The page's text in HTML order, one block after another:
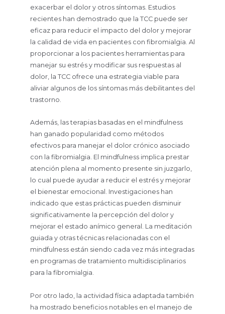
exacerbar el dolor y otros síntomas. Estudios
recientes han demostrado que la TCC puede ser
eficaz para reducir el impacto del dolor y mejorar
la calidad de vida en pacientes con fibromialgia. Al
proporcionar a los pacientes herramientas para
manejar su estrés y modificar sus respuestas al
dolor, la TCC ofrece una estrategia viable para
aliviar algunos de los síntomas más debilitantes del
trastorno.
Además, las terapias basadas en el mindfulness
han ganado popularidad como métodos
efectivos para manejar el dolor crónico asociado
con la fibromialgia. El mindfulness implica prestar
atención plena al momento presente sin juzgarlo,
lo cual puede ayudar a reducir el estrés y mejorar
el bienestar emocional. Investigaciones han
indicado que estas prácticas pueden disminuir
significativamente la percepción del dolor y
mejorar el estado anímico general. La meditación
guiada y otras técnicas relacionadas con el
mindfulness están siendo cada vez más integradas
en programas de tratamiento multidisciplinarios
para la fibromialgia.
Por otro lado, la actividad física adaptada también
ha mostrado beneficios notables en el manejo de